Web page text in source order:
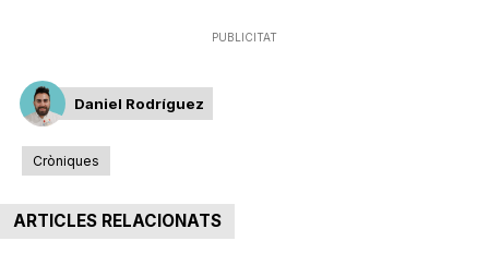
PUBLICITAT
Daniel Rodríguez
Cròniques
ARTICLES RELACIONATS